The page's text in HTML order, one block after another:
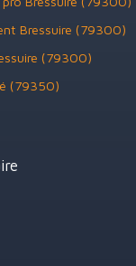
Bressuire (79300)
(79300)
(79350)